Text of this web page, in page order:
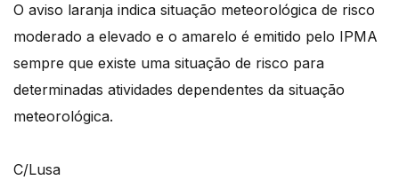
O aviso laranja indica situação meteorológica de risco
moderado a elevado e o amarelo é emitido pelo IPMA
sempre que existe uma situação de risco para
determinadas atividades dependentes da situação
meteorológica.
C/Lusa